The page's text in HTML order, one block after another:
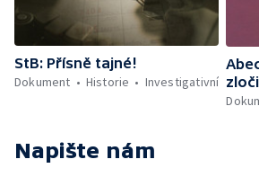
StB: Přísně tajné!
Dokument
Historie Investigativní
Napište nám